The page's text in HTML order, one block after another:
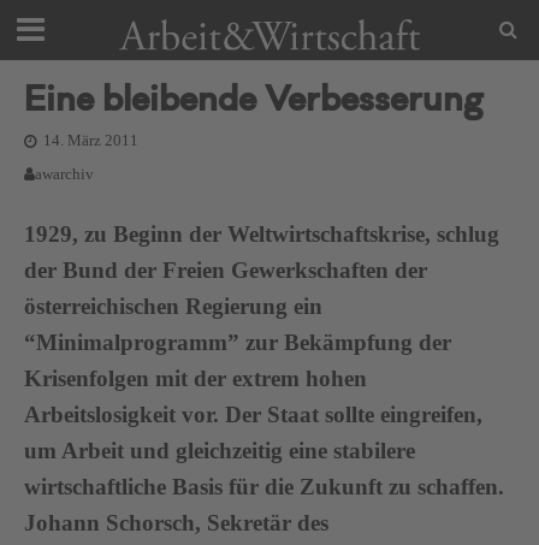
Eine bleibende Verbesserung
14. März 2011
awarchiv
1929, zu Beginn der Weltwirtschaftskrise, schlug
der Bund der Freien Gewerkschaften der
österreichischen Regierung ein
“Minimalprogramm” zur Bekämpfung der
Krisenfolgen mit der extrem hohen
Arbeitslosigkeit vor. Der Staat sollte eingreifen,
um Arbeit und gleichzeitig eine stabilere
wirtschaftliche Basis für die Zukunft zu schaffen.
Johann Schorsch, Sekretär des